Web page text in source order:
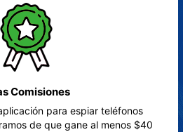
Comisiones
para espiar teléfonos
de que gane al menos $40